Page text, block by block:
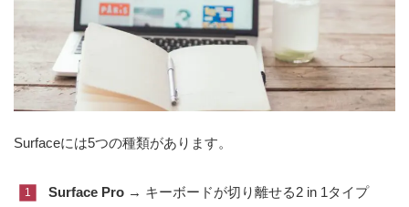
Surfaceには5つの種類があります。
Surface Pro→ キーボードが切り離せる2 in 1タイプ